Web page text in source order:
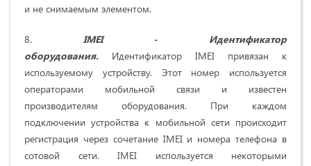
и не снимаемым элементом.
8. IMEI- Идентификатор
оборудования. Идентификатор IMEI привязан к
используемому устройству. Этот номер используется
операторами мобильной связи и известен
производителям оборудования. При каждом
подключении устройства к мобильной сети происходит
регистрация через сочетание IMEI и номера телефона в
сотовой сети. IMEI используется некоторыми